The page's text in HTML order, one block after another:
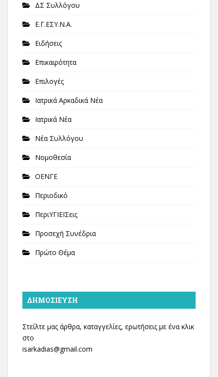
ΔΣ Συλλόγου
Ε.Γ.ΕΣΥ.Ν.Α.
Ειδήσεις
Επικαιρότητα
Επιλογές
Ιατρικά Αρκαδικά Νέα
Ιατρικά Νέα
Νέα Συλλόγου
Νομοθεσία
ΟΕΝΓΕ
Περιοδικό
ΠεριΥΓΙΕΙΣεις
Προσεχή Συνέδρια
Πρώτο Θέμα
ΔΗΜΟΣΊΕΥΣΗ
Στείλτε μας άρθρα, καταγγελίες, ερωτήσεις με ένα κλικ
στο
isarkadias@gmail.com